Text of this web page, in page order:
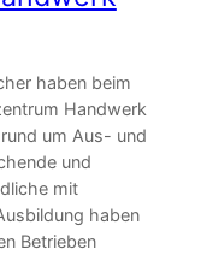
haben beim
Handwerk
um Aus- und
und
mit
haben
Betrieben